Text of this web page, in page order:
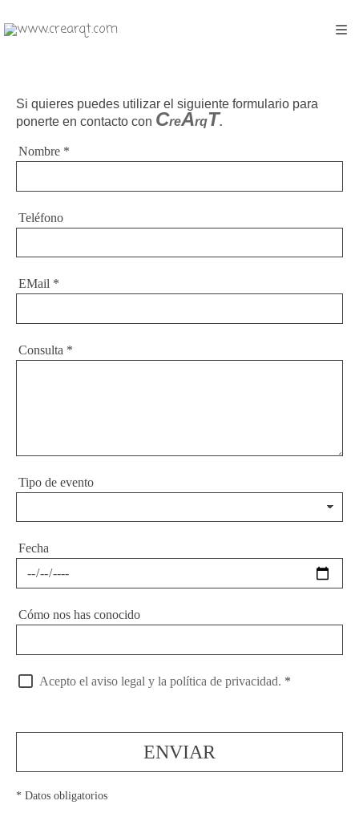
Si quieres puedes utilizar el siguiente formulario para
ponerte en contacto con CreArqT.
Nombre *
Teléfono
EMail *
Consulta *
Tipo de evento
Fecha
Cómo nos has conocido
Acepto el aviso legal y la política de privacidad. *
ENVIAR
* Datos obligatorios